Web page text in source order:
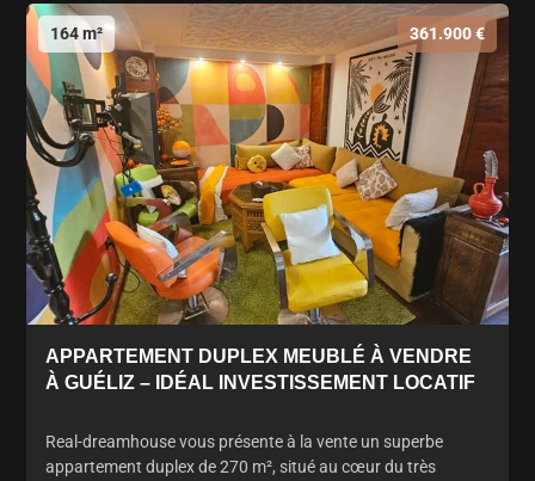
164 m² 361.900 €
APPARTEMENT DUPLEX MEUBLÉ À VENDRE
À GUÉLIZ – IDÉAL INVESTISSEMENT LOCATIF
Real-dreamhouse vous présente à la vente un superbe
appartement duplex de 270 m², situé au cœur du très